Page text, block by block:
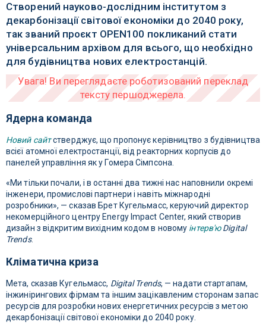
Створений науково-дослідним інститутом з
декарбонізації світової економіки до 2040 року,
так званий проєкт OPEN100 покликаний стати
універсальним архівом для всього, що необхідно
для будівництва нових електростанцій.
Ядерна команда
Новий сайтстверджує, що пропонує керівництво з будівництва
всієї атомної електростанції, від реакторних корпусів до
панелей управління як у Гомера Сімпсона.
«Ми тільки почали, і в останні два тижні нас наповнили окремі
інженери, промислові партнери і навіть міжнародні
розробники», — сказав Брет Кугельмасс, керуючий директор
некомерційного центру Energy Impact Center, який створив
дизайн з відкритим вихідним кодом в новому інтерв'ю Digital
Trends.
Кліматична криза
Мета, сказав Кугельмасс, Digital Trends, — надати стартапам,
інжинірингових фірмам та іншим зацікавленим сторонам запас
ресурсів для розробки нових енергетичних ресурсів з метою
декарбонізації світової економіки до 2040 року.